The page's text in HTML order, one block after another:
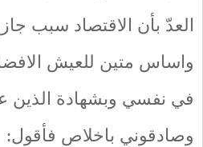
العدّ بأن الاقتصاد سبب
واساس متين للعيش
في نفسي وبشهادة الذين
وصادقوني باخلاص فأقول: